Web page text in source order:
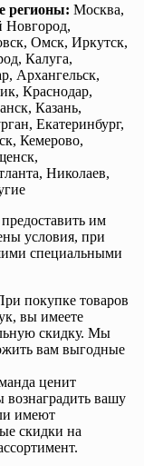
регионы: Москва,
Новгород,
Омск, Иркутск,
Калуга,
Архангельск,
Краснодар,
Казань,
Екатеринбург,
Кемерово,
Николаев,
им
условия, при
специальными
покупке товаров
вы имеете
скидку. Мы
вам выгодные
ценит
вашу
имеют
скидки на